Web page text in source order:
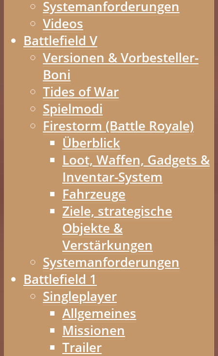
Systemanforderungen
Videos
Battlefield V
Versionen & Vorbesteller-
Boni
Tides of War
Spielmodi
Firestorm (Battle Royale)
Überblick
Loot, Waffen, Gadgets &
Inventar-System
Fahrzeuge
Ziele, strategische
Objekte &
Verstärkungen
Systemanforderungen
Battlefield 1
Singleplayer
Allgemeines
Missionen
Trailer